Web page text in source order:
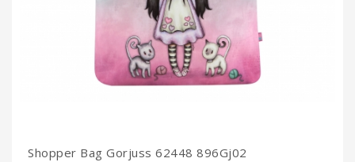
Shopper Bag Gorjuss 62448 896Gj02